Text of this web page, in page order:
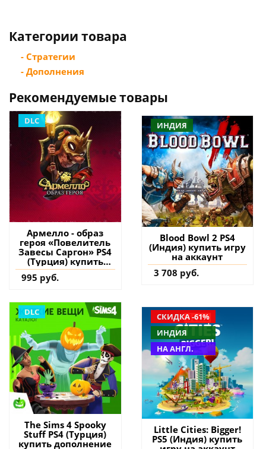
Категории товара
- Стратегии
- Дополнения
Рекомендуемые товары
DLC
Армелло - образ
героя «Повелитель
Завесы Саргон» PS4
(Турция) купить
дополнение на
аккаунт
995 руб.
ИНДИЯ
Blood Bowl 2 PS4
(Индия) купить игру
на аккаунт
3 708 руб.
DLC
The Sims 4 Spooky
Stuff PS4 (Турция)
купить дополнение
СКИДКА -61%
ИНДИЯ
НА АНГЛ.
Little Cities: Bigger!
PS5 (Индия) купить